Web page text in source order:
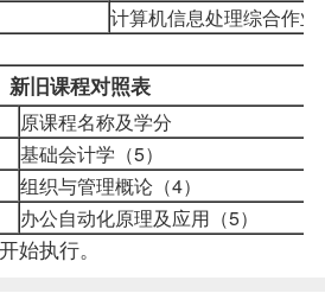
计算机信息处理综合作业
新旧课程对照表
原课程名称及学分
基础会计学 （5）
组织与管理概论（4）
办公自动化原理及应用 （5）
执行。